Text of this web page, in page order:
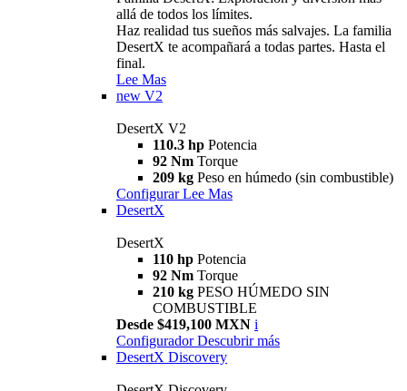
allá de todos los límites.
Haz realidad tus sueños más salvajes. La familia
DesertX te acompañará a todas partes. Hasta el
final.
Lee Mas
new V2
DesertX V2
110.3 hp Potencia
92 Nm Torque
209 kg Peso en húmedo (sin combustible)
Configurar Lee Mas
DesertX
DesertX
110 hp Potencia
92 Nm Torque
210 kg PESO HÚMEDO SIN
COMBUSTIBLE
Desde $419,100 MXN i
Configurador Descubrir más
DesertX Discovery